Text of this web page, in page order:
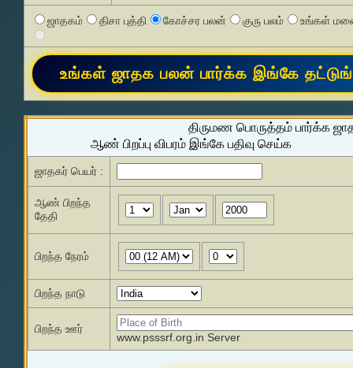
ஜாதகம் திசா புத்தி கோச்சர பலன் குரு பலம் உங்கள்
திருமண பொருத்தம் பார்க்க
ஆண் பிறப்பு விபரம் இங்கே பதிவு செய்க
ஜாதகர் பெயர் :
ஆண் பிறந்த
தேதி
பிறந்த நேரம்
பிறந்த நாடு
பிறந்த ஊர்
www.psssrf.org.in Server